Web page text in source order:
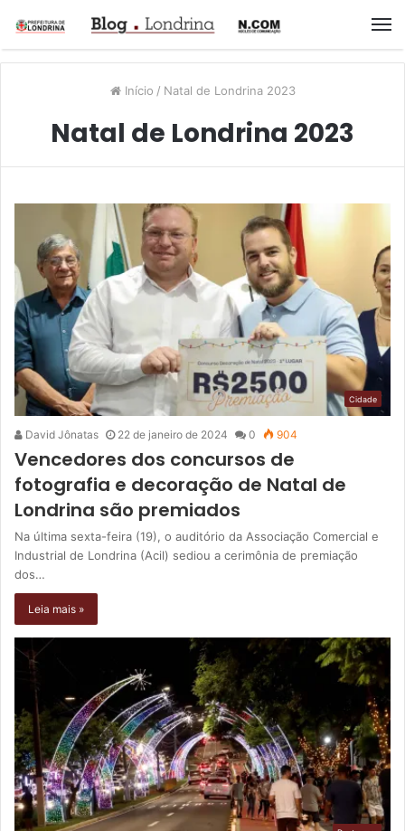
Início / Natal de Londrina 2023
Natal de Londrina 2023
Cidade
David Jônatas 22 de janeiro de 2024 0 904
Vencedores dos concursos de
fotografia e decoração de Natal de
Londrina são premiados
Na última sexta-feira (19), o auditório da Associação Comercial e
Industrial de Londrina (Acil) sediou a cerimônia de premiação
dos…
Leia mais »